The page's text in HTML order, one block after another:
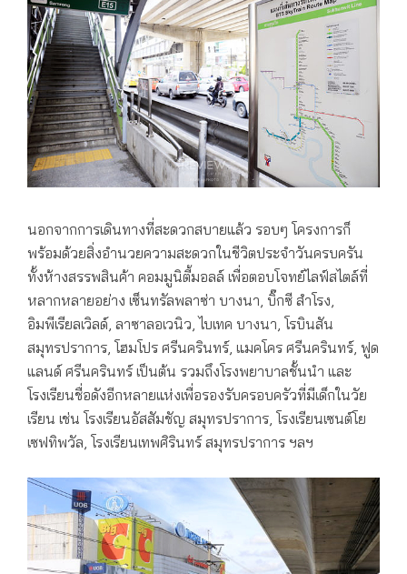
นอกจากการเดินทางที่สะดวกสบายแล้ว รอบๆ โครงการก็
พร้อมด้วยสิ่งอำนวยความสะดวกในชีวิตประจำวันครบครัน
ทั้งห้างสรรพสินค้า คอมมูนิตี้มอลล์ เพื่อตอบโจทย์ไลฟ์สไตล์ที่
หลากหลายอย่าง เซ็นทรัลพลาซ่า บางนา, บิ๊กซี สำโรง,
อิมพีเรียลเวิลด์, ลาซาลอเวนิว, ไบเทค บางนา, โรบินสัน
สมุทรปราการ, โฮมโปร ศรีนครินทร์, แมคโคร ศรีนครินทร์, ฟูด
แลนด์ ศรีนครินทร์ เป็นต้น รวมถึงโรงพยาบาลชั้นนำ และ
โรงเรียนชื่อดังอีกหลายแห่งเพื่อรองรับครอบครัวที่มีเด็กในวัย
เรียน เช่น โรงเรียนอัสสัมชัญ สมุทรปราการ, โรงเรียนเซนต์โย
เซฟทิพวัล, โรงเรียนเทพศิรินทร์ สมุทรปราการ ฯลฯ